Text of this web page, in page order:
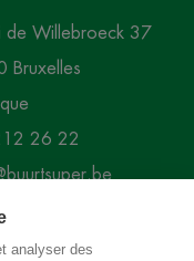
analyser des
de Willebroeck 37
Bruxelles
26 22